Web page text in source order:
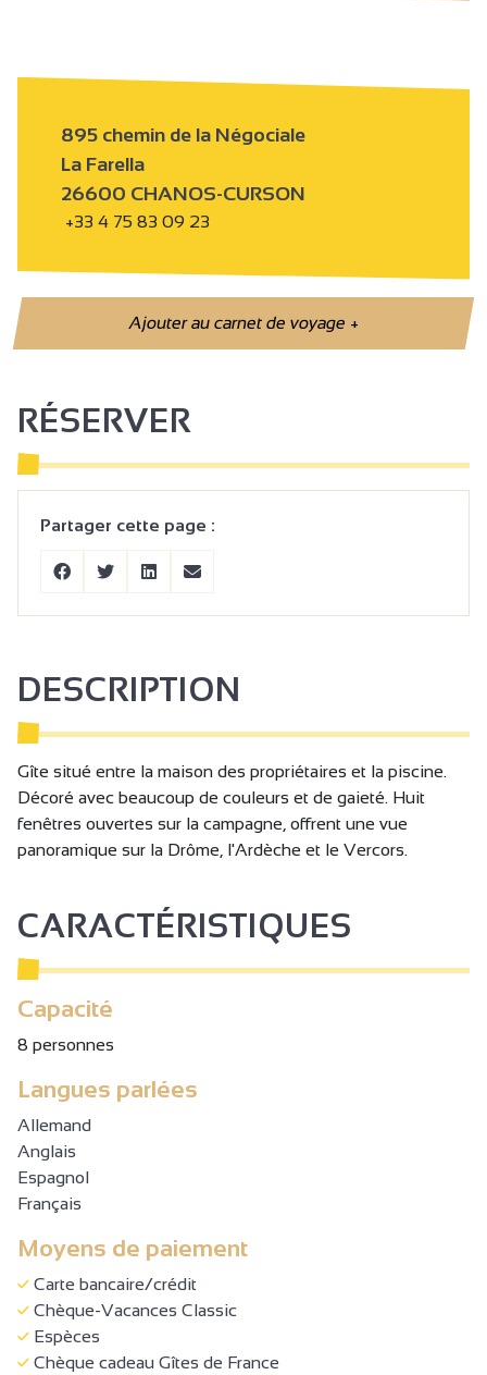
895 chemin de la Négociale
La Farella
26600 CHANOS-CURSON
+33 4 75 83 09 23
Ajouter au carnet de voyage+
RÉSERVER
Partager cette page :
DESCRIPTION
Gîte situé entre la maison des propriétaires et la piscine.
Décoré avec beaucoup de couleurs et de gaieté. Huit
fenêtres ouvertes sur la campagne, offrent une vue
panoramique sur la Drôme, l'Ardèche et le Vercors.
CARACTÉRISTIQUES
Capacité
8 personnes
Langues parlées
Allemand
Anglais
Espagnol
Français
Moyens de paiement
Carte bancaire/crédit
Chèque-Vacances Classic
Espèces
Chèque cadeau Gîtes de France